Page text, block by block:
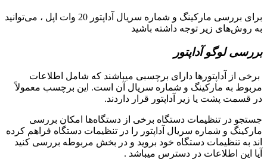
برای بررسی مارکینگ و شماره سریال آداپتور 20 وات اپل ، می‌توانید
به روش‌های زیر توجه داشته باشید
بررسی لوگو آداپتور
برخی از آداپتورها دارای برچسبی میباشند که شامل اطلاعات
مربوط به مارکینگ و شماره سریال آن است. این برچسب معمولاً
در قسمت پشت یا زیر آداپتور قرار داردند.
جستجو در تنظیمات دستگاه برخی از دستگاه‌ها امکان بررسی
مارکینگ و شماره سریال آداپتور را در تنظیمات دستگاه فراهم کرده
اند به تنظیمات دستگاه خود بروید و در بخش مربوطه بررسی کنید
آیا این اطلاعات در دسترس میباشد .